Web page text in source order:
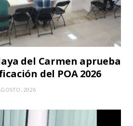
del Carmen aprueba
del POA 2026
2026